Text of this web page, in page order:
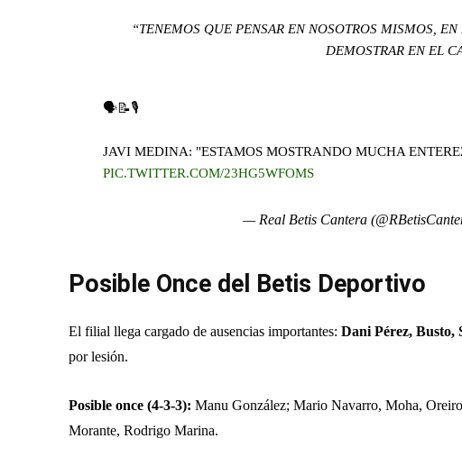
“TENEMOS QUE PENSAR EN NOSOTROS MISMOS,
DEMOSTRAR EN EL
🗣️📝🎙️
JAVI MEDINA: "ESTAMOS MOSTRANDO MUCHA
PIC.TWITTER.COM/23HG5WFOMS
— Real Betis Cantera
Posible Once del Betis Deportivo
El filial llega cargado de ausencias importantes: Dani Pérez, Busto,
por lesión.
Posible once (4-3-3): Manu González; Mario Navarro, Moha,
Morante, Rodrigo Marina.